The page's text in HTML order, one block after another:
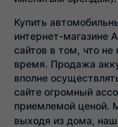
Купить
интернет-
сайтов в том, что не
время. Продажа
вполне
сайте огромный
приемлемой ценой.
выходя из дома,